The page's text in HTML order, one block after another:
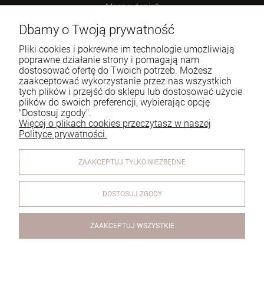
Masz pytania?
E-mail: zamowienia@homeperfume.pl
Pomoc
Reklamacje i zwroty
O firmie
Dbamy o Twoją prywatność
Pliki cookies i pokrewne im technologie umożliwiają
poprawne działanie strony i pomagają nam
dostosować ofertę do Twoich potrzeb. Możesz
zaakceptować wykorzystanie przez nas wszystkich
tych plików i przejść do sklepu lub dostosować użycie
plików do swoich preferencji, wybierając opcję
"Dostosuj zgody".
Więcej o plikach cookies przeczytasz w naszej
Polityce prywatności.
ZAAKCEPTUJ TYLKO NIEZBĘDNE
DOSTOSUJ ZGODY
ZAAKCEPTUJ WSZYSTKIE